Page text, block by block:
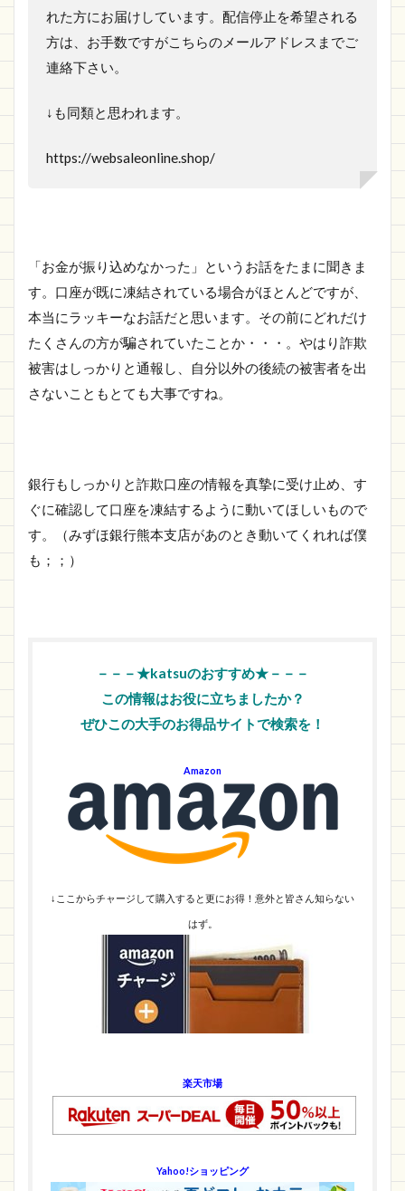
れた方にお届けしています。配信停止を希望される
方は、お手数ですがこちらのメールアドレスまでご
連絡下さい。
↓も同類と思われます。
https://websaleonline.shop/
「お金が振り込めなかった」というお話をたまに聞きま
す。口座が既に凍結されている場合がほとんどですが、
本当にラッキーなお話だと思います。その前にどれだけ
たくさんの方が騙されていたことか・・・。やはり詐欺
被害はしっかりと通報し、自分以外の後続の被害者を出
さないこともとても大事ですね。
銀行もしっかりと詐欺口座の情報を真摯に受け止め、す
ぐに確認して口座を凍結するように動いてほしいもので
す。（みずほ銀行熊本支店があのとき動いてくれれば僕
も；；）
－－－★katsuのおすすめ★－－－
この情報はお役に立ちましたか？
ぜひこの大手のお得品サイトで検索を！
Amazon
↓ここからチャージして購入すると更にお得！意外と皆さん知らない
はず。
楽天市場
Yahoo!ショッピング